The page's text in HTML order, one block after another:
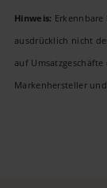
Hinweis:
ausdrücklich nicht
auf
Markenhersteller